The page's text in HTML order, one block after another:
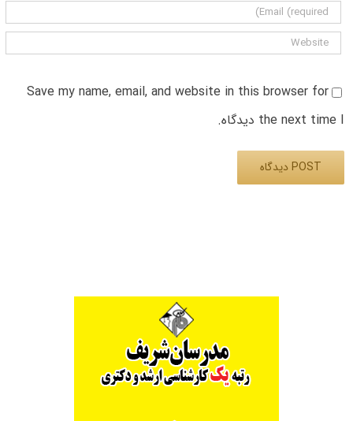
Save my name, email, and website in this browser for
the next time I دیدگاه.